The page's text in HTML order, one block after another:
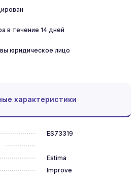
в течение 14 дней
юридическое лицо
характеристики
ES73319
Estima
Improve